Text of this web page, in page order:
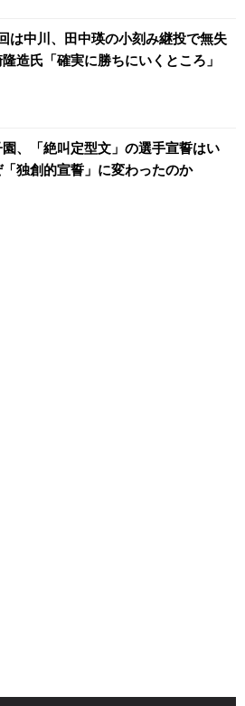
は中川、田中瑛の小刻み継投で無失
造氏「確実に勝ちにいくところ」
、「絶叫定型文」の選手宣誓はい
独創的宣誓」に変わったのか